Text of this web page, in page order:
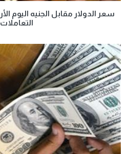
التعاملات